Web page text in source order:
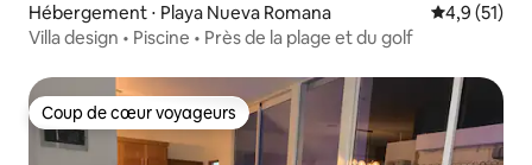
Hébergement ⋅ Playa Nueva Romana Évaluation
4,9 (51)
Villa design • Piscine • Près de la plage et du golf
Coup de cœur voyageurs
Coup de cœur voyageurs